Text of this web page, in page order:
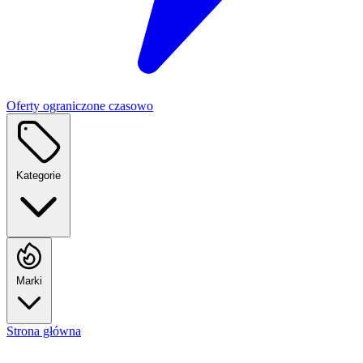
Oferty ograniczone czasowo
Kategorie
Marki
Strona główna